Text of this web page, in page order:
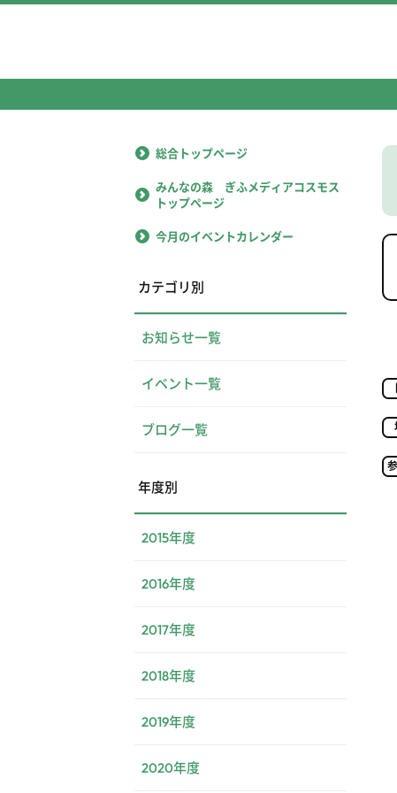
総合トップページ
みんなの森 ぎふメディアコスモス
トップページ
今月のイベントカレンダー
カテゴリ別
お知らせ一覧
イベント一覧
ブログ一覧
年度別
2015年度
2016年度
2017年度
2018年度
2019年度
2020年度